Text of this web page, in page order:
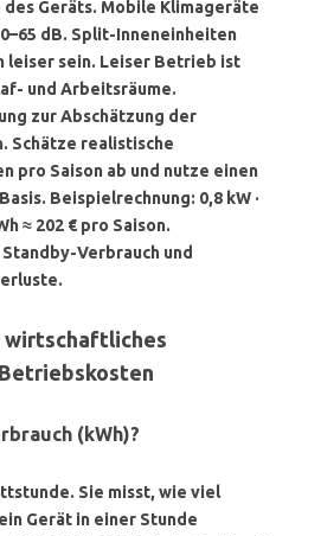
Geräts. Mobile Klimageräte
dB. Split-Inneneinheiten
leiser sein. Leiser Betrieb ist
und Arbeitsräume.
zur Abschätzung der
. Schätze realistische
pro Saison ab und nutze einen
Beispielrechnung: 0,8 kW ·
≈ 202 € pro Saison.
Verbrauch und
wirtschaftliches
(kWh)?
Sie misst, wie viel
Gerät in einer Stunde